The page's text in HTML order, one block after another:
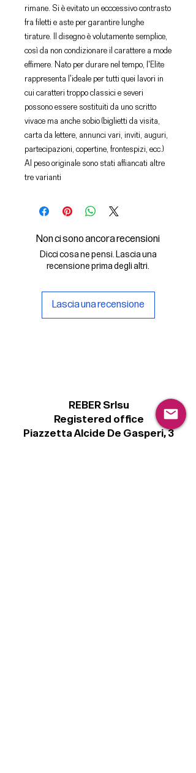
rimane. Si è evitato un ecccessivo contrasto
fra filetti e aste per garantire lunghe
tirature. Il disegno è volutamente semplice,
così da non condizionare il carattere a mode
effimere. Nato per durare nel tempo, l'Elite
rappresenta l'ideale per tutti quei lavori in
cui caratteri troppo classici e severi
possono essere sostituiti da uno scritto
vivace ma anche sobio (biglietti da visita,
carta da lettere, annunci vari, inviti, auguri,
partecipazioni, copertine, frontespizi, ecc.)
Al peso originale sono stati affiancati altre
tre varianti
Non ci sono ancora recensioni
Dicci cosa ne pensi. Lascia una
recensione prima degli altri.
Lascia una recensione
REBER Srlsu
Registered office
Piazzetta Alcide De Gasperi, 3